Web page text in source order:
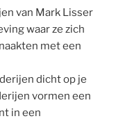
van Mark Lisser
waar ze zich
met een
dicht op je
vormen een
in een